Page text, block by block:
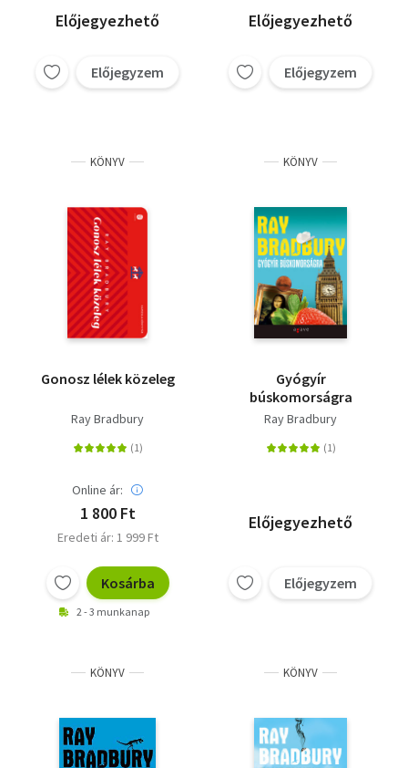
Előjegyezhető
Előjegyzem
Előjegyezhető
Előjegyzem
KÖNYV
Gonosz lélek közeleg
Ray Bradbury
Online ár:
1 800 Ft
Eredeti ár: 1 999 Ft
Kosárba
2 - 3 munkanap
KÖNYV
Gyógyír
búskomorságra
Ray Bradbury
Előjegyezhető
Előjegyzem
KÖNYV KÖNYV